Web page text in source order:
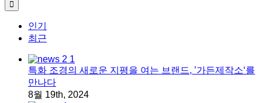
인기
최근
특화 조경의 새로운 지평을 여는 브랜드, ’가든제작소‘를
만나다
8월 19th, 2024